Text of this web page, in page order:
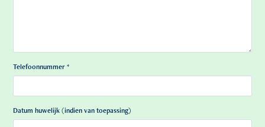
Telefoonnummer *
Datum huwelijk (indien van toepassing)